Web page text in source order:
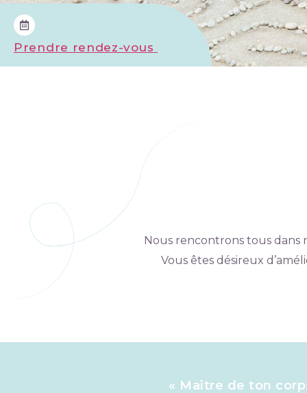
Prendre rendez-vous
Nous rencontrons tous dans
Vous êtes désireux
« Maître de ton